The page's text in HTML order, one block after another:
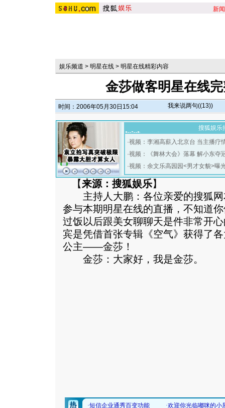
新闻
娱乐频道 > 明星在线 > 明星在线精彩内容
金莎做客明星在线
时间：2006年05月30日15:04 我来说两句((13))
搜狐娱乐
·视频：李湘高薪入北京台 当主播疗
·视频：《舞林大会》落幕 解小东夺
·视频：余文乐高园园<男才女貌>曝
【来源：搜狐娱乐】
主持人大鹏：各位亲爱的搜狐网
参与本期明星在线的直播，不知道
过饭以后跟美女聊聊天是件非常开
宾是凭借首张专辑《空气》获得了
公主——金莎！
金莎：大家好，我是金莎。